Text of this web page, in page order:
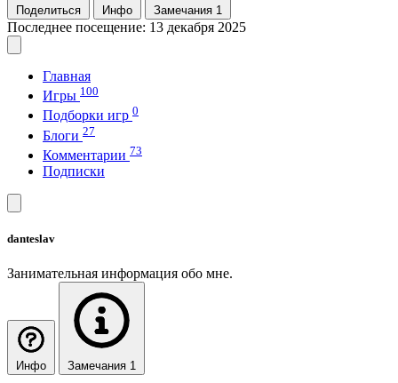
Поделиться Инфо Замечания 1
Последнее посещение: 13 декабря 2025
Главная
Игры 100
Подборки игр 0
Блоги 27
Комментарии 73
Подписки
danteslav
Занимательная информация обо мне.
Инфо Замечания 1